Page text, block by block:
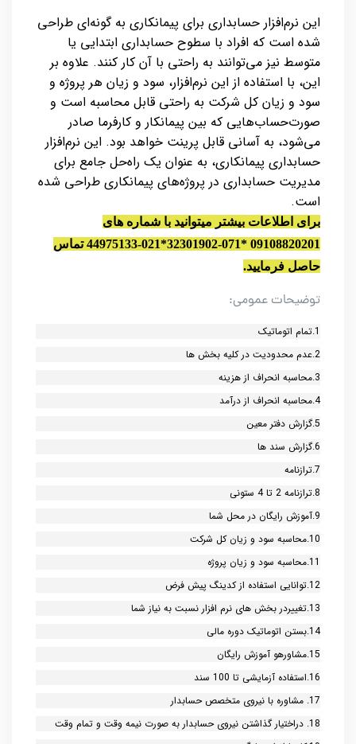
این نرم‌افزار حسابداری برای پیمانکاری به گونه‌ای طراحی
شده است که افراد با سطوح حسابداری ابتدایی یا
متوسط نیز می‌توانند به راحتی با آن کار کنند. علاوه بر
این، با استفاده از این نرم‌افزار، سود و زیان هر پروژه و
سود و زیان کل شرکت به راحتی قابل محاسبه است و
صورت‌حساب‌هایی که بین پیمانکار و کارفرما صادر
می‌شود، به آسانی قابل پرینت خواهد بود. این نرم‌افزار
حسابداری پیمانکاری، به عنوان یک راه‌حل جامع برای
مدیریت حسابداری در پروژه‌های پیمانکاری طراحی شده
است.
برای اطلاعات بیشتر میتوانید با شماره های
09108820201
*
32301902-071
*
44975133-021تماس
حاصل فرمایید.
توضیحات عمومی:
1.تمام اتوماتیک
2.عدم محدودیت در کلیه بخش ها
3.محاسبه انحراف از هزینه
4.محاسبه انحراف از درآمد
5.گزارش دفتر معین
6.گزارش سند ها
7.ترازنامه
8.ترازنامه 2 تا 4 ستونی
9.آموزش رایگان در محل شما
10.محاسبه سود و زیان کل شرکت
11.محاسبه سود و زیان پروژه
12.توانایی استفاده از کدینگ پیش فرض
13.تغییردر بخش های نرم افزار نسبت به نیاز شما
14.بستن اتوماتیک دوره مالی
15.مشاورهو آموزش رایگان
16.استفاده آزمایشی تا 100 سند
17. مشاوره با نیروی متخصص حسابدار
18. دراختیار گذاشتن نیروی حسابدار به صورت نیمه وقت و تمام وقت